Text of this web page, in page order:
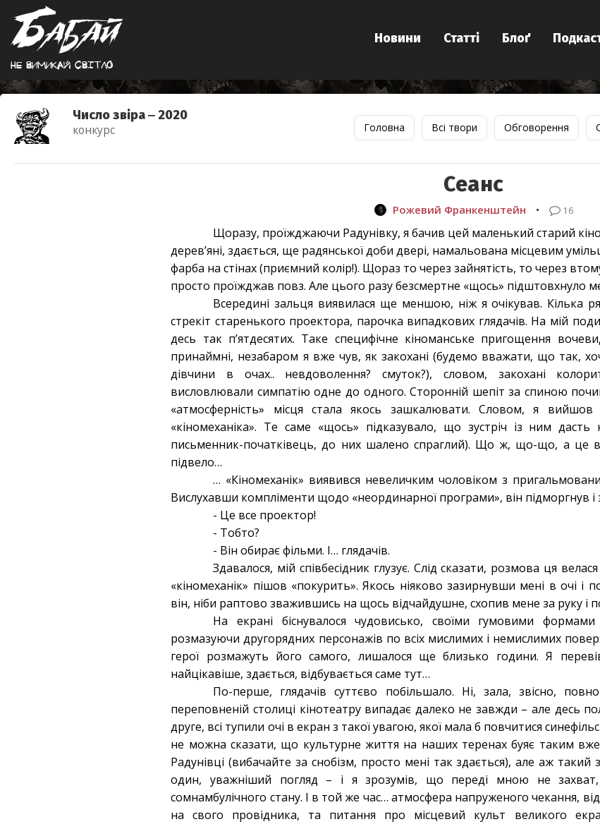
Не вимикай свiтло
Новини Статті Блоґ
Число звіра ‒ 2020
конкурс Головна Всі твори Обговорення
Сеанс
Рожевий Франкенштейн • 16
Щоразу, проїжджаючи Радунівку, я бачив цей маленький старий
дерев’яні, здається, ще радянської доби двері, намальована місцевим
фарба на стінах (приємний колір!). Щораз то через зайнятість, то через
просто проїжджав повз. Але цього разу безсмертне «щось» підштовхнуло
Всередині зальця виявилася ще меншою, ніж я очікував. Кілька
стрекіт старенького проектора, парочка випадкових глядачів. На мій
десь так п’ятдесятих. Таке специфічне кіноманське пригощення
принаймні, незабаром я вже чув, як закохані (будемо вважати, що так,
дівчини в очах.. невдоволення? смуток?), словом, закохані
висловлювали симпатію одне до одного. Сторонній шепіт за спиною
«атмосферність» місця стала якось зашкалювати. Словом, я
«кіномеханіка». Те саме «щось» підказувало, що зустріч із ним
письменник-початківець, до них шалено спраглий). Що ж, що-що, а це
підвело…
… «Кіномеханік» виявився невеличким чоловіком з
Вислухавши компліменти щодо «неординарної програми», він підморгнув
- Це все проектор!
- Тобто?
- Він обирає фільми. І… глядачів.
Здавалося, мій співбесідник глузує. Слід сказати, розмова ця
«кіномеханік» пішов «покурить». Якось ніяково зазирнувши мені в очі і
він, ніби раптово зважившись на щось відчайдушне, схопив мене за руку і
На екрані біснувалося чудовисько, своїми гумовими
розмазуючи другорядних персонажів по всіх мислимих і немислимих
герої розмажуть його самого, лишалося ще близько години. Я
найцікавіше, здається, відбувається саме тут…
По-перше, глядачів суттєво побільшало. Ні, зала, звісно,
переповненій столиці кінотеатру випадає далеко не завжди – але десь
друге, всі тупили очі в екран з такої увагою, якої мала б повчитися
не можна сказати, що культурне життя на наших теренах буяє таким
Радунівці (вибачайте за снобізм, просто мені так здається), але аж
один, уважніший погляд – і я зрозумів, що переді мною не
сомнамбулічного стану. І в той же час… атмосфера напруженого чекання,
на свого провідника, та питання про місцевий культ великого